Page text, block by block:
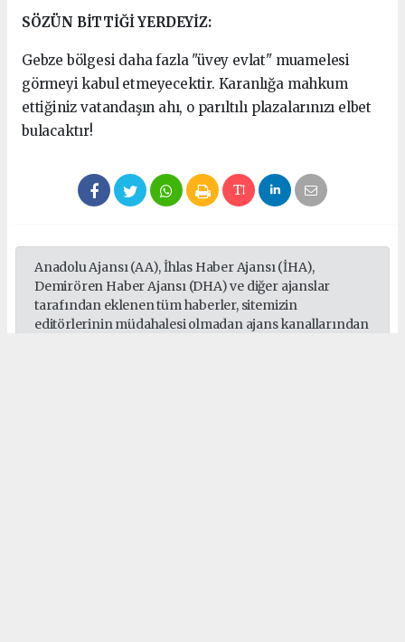
SÖZÜN BİTTİĞİ YERDEYİZ:
Gebze bölgesi daha fazla "üvey evlat" muamelesi
görmeyi kabul etmeyecektir. Karanlığa mahkum
ettiğiniz vatandaşın ahı, o parıltılı plazalarınızı elbet
bulacaktır!
Anadolu Ajansı (AA), İhlas Haber Ajansı (İHA),
Demirören Haber Ajansı (DHA) ve diğer ajanslar
tarafından eklenen tüm haberler, sitemizin
editörlerinin müdahalesi olmadan ajans kanallarından